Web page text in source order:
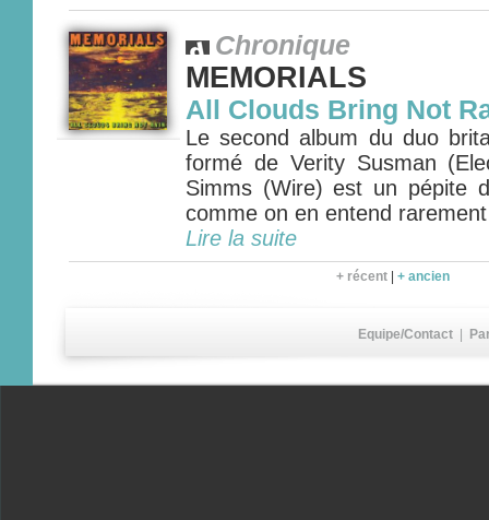
Chronique
MEMORIALS
All Clouds Bring Not
Le second album du duo
formé de Verity Susman
Simms (Wire) est un pépite
comme on en entend
Lire la suite
+ récent + ancien
Equipe/Contact